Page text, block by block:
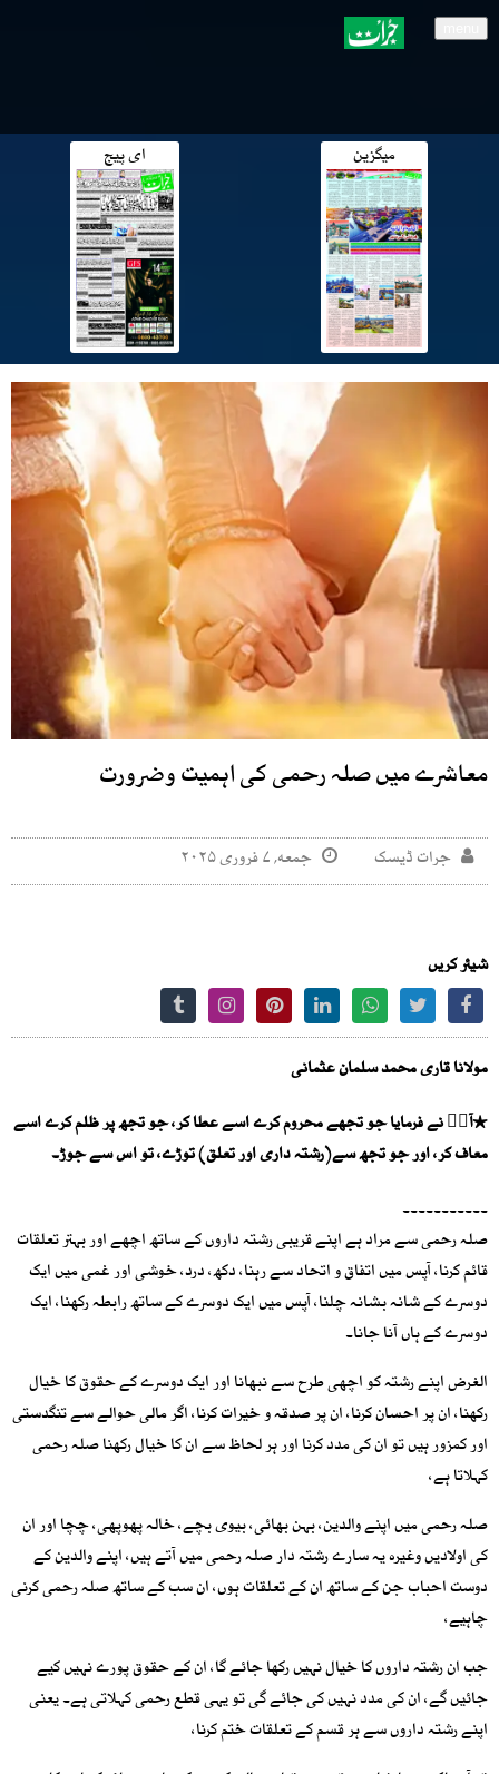
میگزین ای پیج
معاشرے میں صلہ رحمی کی اہمیت وضرورت
جرات ڈیسک جمعه, ۷ فروری ۲۰۲۵
شیئر کریں
مولانا قاری محمد سلمان عثمانی
٭آپؐ نے فرمایا جو تجھے محروم کرے اسے عطا کر، جو تجھ پر ظلم کرے اسے
معاف کر، اور جو تجھ سے(رشتہ داری اور تعلق) توڑے، تو اس سے جوڑ۔
۔۔۔۔۔۔۔۔۔۔۔
صلہ رحمی سے مراد ہے اپنے قریبی رشتہ داروں کے ساتھ اچھے اور بہتر تعلقات
قائم کرنا، آپس میں اتفاق و اتحاد سے رہنا، دکھ، درد، خوشی اور غمی میں ایک
دوسرے کے شانہ بشانہ چلنا، آپس میں ایک دوسرے کے ساتھ رابطہ رکھنا، ایک
دوسرے کے ہاں آنا جانا۔
الغرض اپنے رشتہ کو اچھی طرح سے نبھانا اور ایک دوسرے کے حقوق کا خیال
رکھنا، ان پر احسان کرنا، ان پر صدقہ و خیرات کرنا، اگر مالی حوالے سے تنگدستی
اور کمزور ہیں تو ان کی مدد کرنا اور ہر لحاظ سے ان کا خیال رکھنا صلہ رحمی
کہلاتا ہے،
صلہ رحمی میں اپنے والدین، بہن بھائی، بیوی بچے، خالہ پھوپھی، چچا اور ان
کی اولادیں وغیرہ یہ سارے رشتہ دار صلہ رحمی میں آتے ہیں، اپنے والدین کے
دوست احباب جن کے ساتھ ان کے تعلقات ہوں، ان سب کے ساتھ صلہ رحمی کرنی
چاہیے،
جب ان رشتہ داروں کا خیال نہیں رکھا جائے گا، ان کے حقوق پورے نہیں کیے
جائیں گے، ان کی مدد نہیں کی جائے گی تو یہی قطع رحمی کہلاتی ہے۔ یعنی
اپنے رشتہ داروں سے ہر قسم کے تعلقات ختم کرنا،